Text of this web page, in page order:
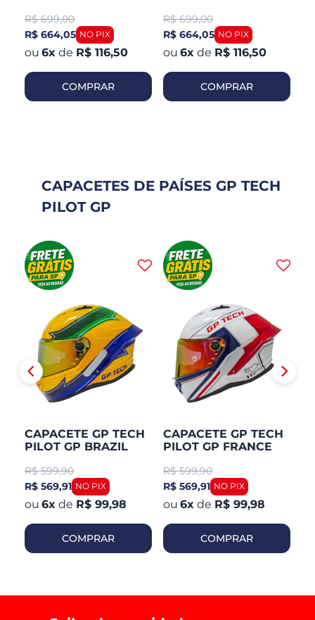
Fosco
R$ 699,00
R$ 664,05
6x de R$ 116,50
COMPRAR
R$ 699,00
R$ 664,05
6x de R$ 116,50
COMPRAR
CAPACETES DE PAÍSES GP TECH
PILOT GP
CAPACETE GP TECH
PILOT GP BRAZIL
R$ 599,90
R$ 569,91
6x de R$ 99,98
COMPRAR
CAPACETE GP TECH
PILOT GP FRANCE
R$ 599,90
R$ 569,91
6x de R$ 99,98
COMPRAR